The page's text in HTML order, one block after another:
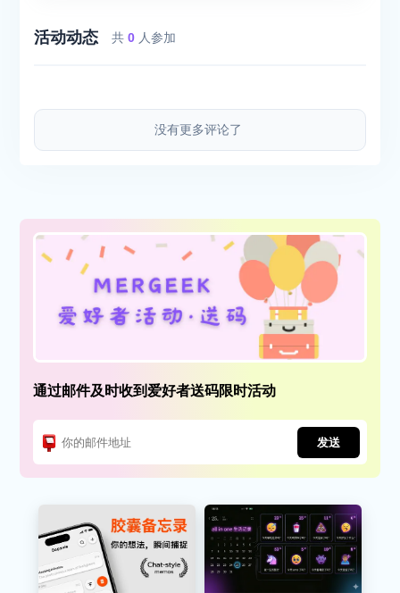
活动动态 共0 人参加
没有更多评论了
通过邮件及时收到爱好者送码限时活动
发送